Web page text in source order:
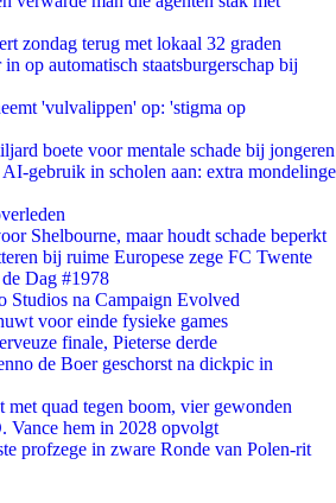
zondag terug met lokaal 32 graden
op automatisch staatsburgerschap bij
'vulvalippen' op: 'stigma op
boete voor mentale schade bij jongeren
gebruik in scholen aan: extra mondelinge
Shelbourne, maar houdt schade beperkt
bij ruime Europese zege FC Twente
Dag #1978
Studios na Campaign Evolved
voor einde fysieke games
finale, Pieterse derde
de Boer geschorst na dickpic in
met quad tegen boom, vier gewonden
Vance hem in 2028 opvolgt
profzege in zware Ronde van Polen-rit